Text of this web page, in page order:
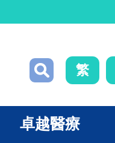
繁
卓越醫療